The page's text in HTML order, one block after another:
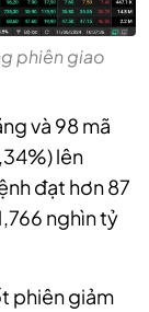
phiên giao
và 98 mã
lên
đạt hơn 87
nghìn tỷ
phiêngiảm